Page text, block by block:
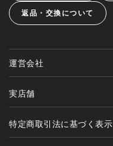
返品・交換について
運営会社
実店舗
特定商取引法に基づく表示